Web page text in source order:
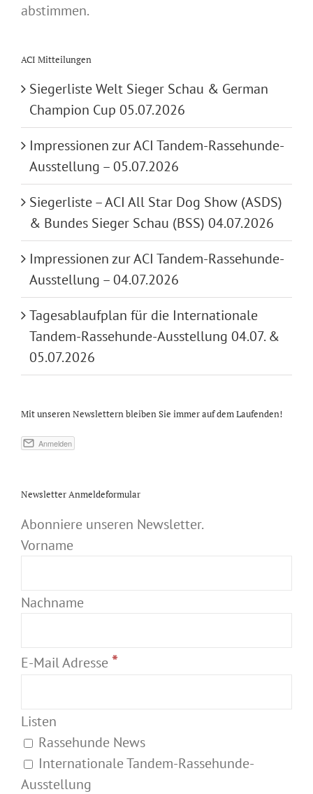
abstimmen.
ACI Mitteilungen
Siegerliste Welt Sieger Schau & German
Champion Cup 05.07.2026
Impressionen zur ACI Tandem-Rassehunde-
Ausstellung – 05.07.2026
Siegerliste – ACI All Star Dog Show (ASDS)
& Bundes Sieger Schau (BSS) 04.07.2026
Impressionen zur ACI Tandem-Rassehunde-
Ausstellung – 04.07.2026
Tagesablaufplan für die Internationale
Tandem-Rassehunde-Ausstellung 04.07. &
05.07.2026
Mit unseren Newslettern bleiben Sie immer auf dem Laufenden!
Newsletter Anmeldeformular
Abonniere unseren Newsletter.
Vorname
Nachname
E-Mail Adresse *
Listen
Rassehunde News
Internationale Tandem-Rassehunde-
Ausstellung